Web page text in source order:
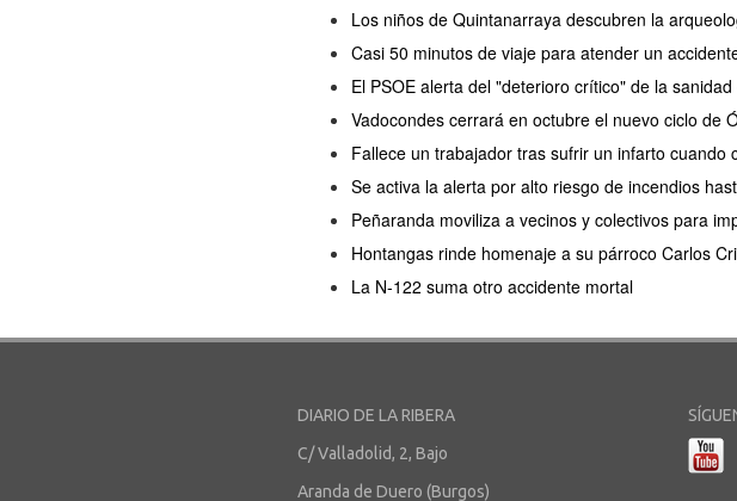
Los niños de Quintanarraya descubren la
Casi 50 minutos de viaje para atender un
El PSOE alerta del "deterioro crítico" de la
Vadocondes cerrará en octubre el nuevo ciclo de
Fallece un trabajador tras sufrir un infarto
Se activa la alerta por alto riesgo de incendios
Peñaranda moviliza a vecinos y colectivos para
Hontangas rinde homenaje a su párroco Carlos
La N-122 suma otro accidente mortal
DIARIO DE LA RIBERA
C/ Valladolid, 2, Bajo
Aranda de Duero (Burgos)